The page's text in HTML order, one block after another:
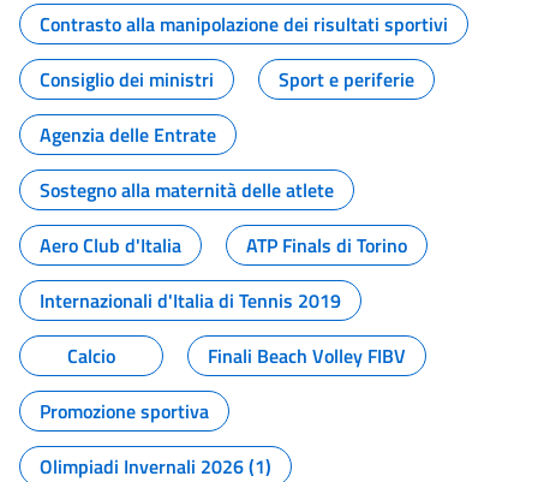
Contrasto alla manipolazione dei risultati sportivi
Consiglio dei ministri
Sport e periferie
Agenzia delle Entrate
Sostegno alla maternità delle atlete
Aero Club d'Italia
ATP Finals di Torino
Internazionali d'Italia di Tennis 2019
Calcio
Finali Beach Volley FIBV
Promozione sportiva
Olimpiadi Invernali 2026 (1)